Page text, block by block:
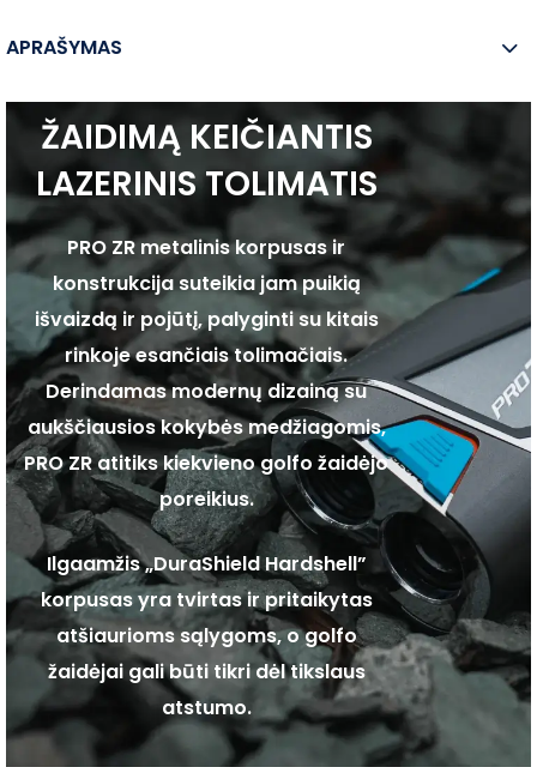
APRAŠYMAS
ŽAIDIMĄ KEIČIANTIS
LAZERINIS TOLIMATIS
PRO ZR metalinis korpusas ir
konstrukcija suteikia jam puikią
išvaizdą ir pojūtį, palyginti su kitais
rinkoje esančiais tolimačiais.
Derindamas modernų dizainą su
aukščiausios kokybės medžiagomis,
PRO ZR atitiks kiekvieno golfo žaidėjo
poreikius.
Ilgaamžis „DuraShield Hardshell”
korpusas yra tvirtas ir pritaikytas
atšiaurioms sąlygoms, o golfo
žaidėjai gali būti tikri dėl tikslaus
atstumo.